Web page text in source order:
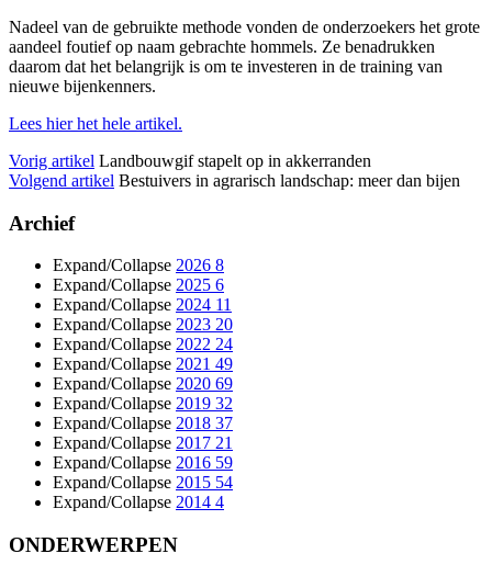
Nadeel van de gebruikte methode vonden de onderzoekers het grote
aandeel foutief op naam gebrachte hommels. Ze benadrukken
daarom dat het belangrijk is om te investeren in de training van
nieuwe bijenkenners.
Lees hier het hele artikel.
Vorig artikel Landbouwgif stapelt op in akkerranden
Volgend artikel Bestuivers in agrarisch landschap: meer dan bijen
Archief
Expand/Collapse 2026 8
Expand/Collapse 2025 6
Expand/Collapse 2024 11
Expand/Collapse 2023 20
Expand/Collapse 2022 24
Expand/Collapse 2021 49
Expand/Collapse 2020 69
Expand/Collapse 2019 32
Expand/Collapse 2018 37
Expand/Collapse 2017 21
Expand/Collapse 2016 59
Expand/Collapse 2015 54
Expand/Collapse 2014 4
ONDERWERPEN